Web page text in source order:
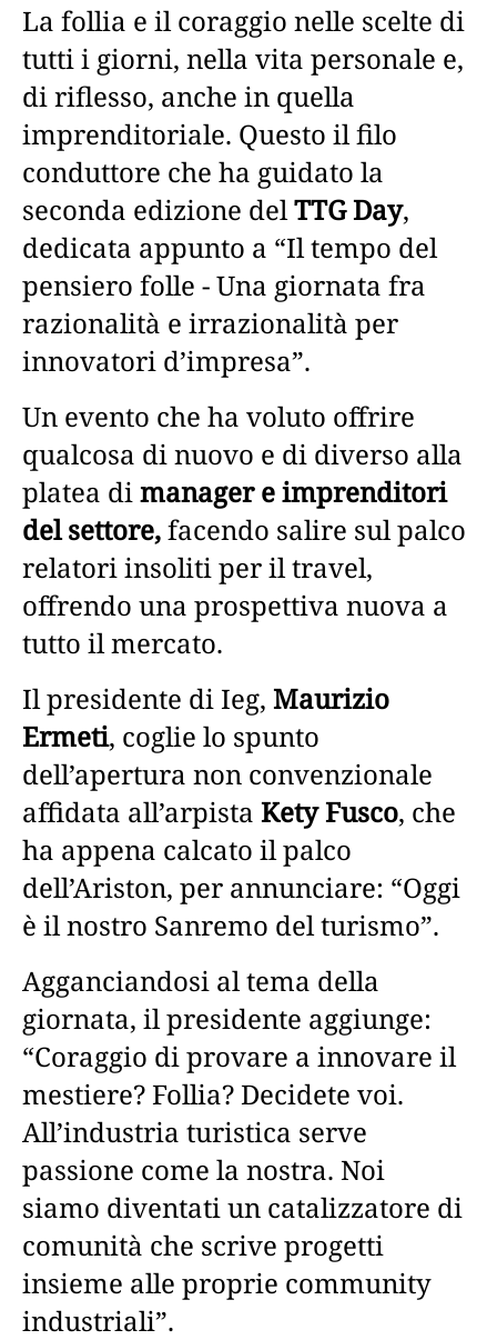
La follia e il coraggio nelle scelte di
tutti i giorni, nella vita personale e,
di riflesso, anche in quella
imprenditoriale. Questo il filo
conduttore che ha guidato la
seconda edizione delTTG Day,
dedicata appunto a “Il tempo del
pensiero folle - Una giornata fra
razionalità e irrazionalità per
innovatori d’impresa”.
Un evento che ha voluto offrire
qualcosa di nuovo e di diverso alla
platea dimanager e imprenditori
del settore,facendo salire sul palco
relatori insoliti per il travel,
offrendo una prospettiva nuova a
tutto il mercato.
Il presidente di Ieg, Maurizio
Ermeti, coglie lo spunto
dell’apertura non convenzionale
affidata all’arpista Kety Fusco, che
ha appena calcato il palco
dell’Ariston, per annunciare: “Oggi
è il nostro Sanremo del turismo”.
Agganciandosi al tema della
giornata, il presidente aggiunge:
“Coraggio di provare a innovare il
mestiere? Follia? Decidete voi.
All’industria turistica serve
passione come la nostra. Noi
siamo diventati un catalizzatore di
comunità che scrive progetti
insieme alle proprie community
industriali”.